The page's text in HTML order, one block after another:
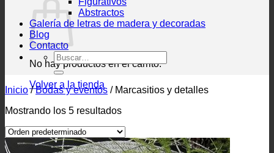
No hay productos en el carrito.
Volver a la tienda
Abstractos
Galería de letras de madera y decoradas
Blog
Contacto
Buscar
por:
Inicio / Bodas y eventos /Marcasitios y detalles
Mostrando los 5 resultados